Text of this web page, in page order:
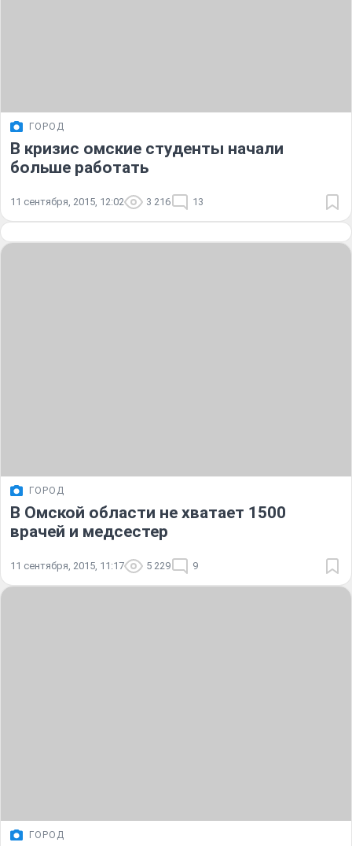
ГОРОД
В кризис омские студенты начали
больше работать
11 сентября, 2015, 12:02 3 216 13
ГОРОД
В Омской области не хватает 1500
врачей и медсестер
11 сентября, 2015, 11:17 5 229 9
ГОРОД